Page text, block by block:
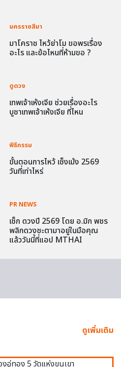
นครราชสีมา
มาโคราช ไหว้ย่าโม ขอพรเรื่อง
อะไร และข้อไหนที่ห้ามขอ ?
ดูดวง
เทพเจ้าเห้งเจีย ช่วยเรื่องอะไร
บูชาเทพเจ้าเห้งเจีย ที่ไหน
พิธีกรรม
ขั้นตอนการไหว้ เช็งเม้ง 2569
วันที่เท่าไหร่
PR NEWS
เช็ก ดวงปี 2569 โดย อ.มิก พชร
พลิกดวงชะตามาอยู่ในมือคุณ
แล้ววันนี้ที่แอป MTHAI
ดูเพิ่มเติม